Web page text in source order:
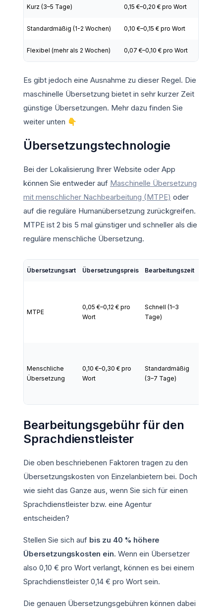
Kurz (3–5 Tage) 0,15 €–0,20 € pro Wort
Standardmäßig (1-2 Wochen) 0,10 €–0,15 € pro Wort
Flexibel (mehr als 2 Wochen) 0,07 €–0,10 € pro Wort
Es gibt jedoch eine Ausnahme zu dieser Regel. Die
maschinelle Übersetzung bietet in sehr kurzer Zeit
günstige Übersetzungen. Mehr dazu finden Sie
weiter unten 👇
Übersetzungstechnologie
Bei der Lokalisierung Ihrer Website oder App
können Sie entweder auf Maschinelle Übersetzung
mit menschlicher Nachbearbeitung (MTPE) oder
auf die reguläre Humanübersetzung zurückgreifen.
MTPE ist 2 bis 5 mal günstiger und schneller als die
reguläre menschliche Übersetzung.
Übersetzungsart Übersetzungspreis Bearbeitungszeit
MTPE
0,05 €–0,12 € pro
Wort
Schnell (1–3
Tage)
Menschliche
Übersetzung
0,10 €–0,30 € pro
Wort
Standardmäßig
(3–7 Tage)
Bearbeitungsgebühr für den
Sprachdienstleister
Die oben beschriebenen Faktoren tragen zu den
Übersetzungskosten von Einzelanbietern bei. Doch
wie sieht das Ganze aus, wenn Sie sich für einen
Sprachdienstleister bzw. eine Agentur
entscheiden?
Stellen Sie sich auf bis zu 40 % höhere
Übersetzungskosten ein. Wenn ein Übersetzer
also 0,10 € pro Wort verlangt, können es bei einem
Sprachdienstleister 0,14 € pro Wort sein.
Die genauen Übersetzungsgebühren können dabei